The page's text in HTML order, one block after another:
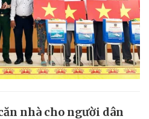
nhà cho người dân